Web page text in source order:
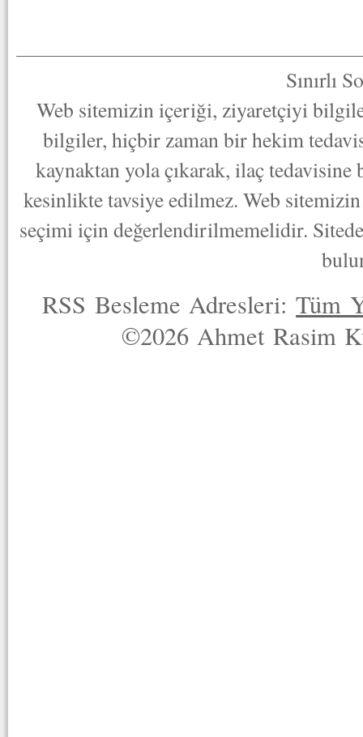
Sınırlı
Web sitemizin içeriği, ziyaretçiyi
bilgiler, hiçbir zaman bir hekim
kaynaktan yola çıkarak, ilaç
kesinlikte tavsiye edilmez. Web
seçimi için değerlendirilmemelidir.
RSS Besleme Adresleri:Tüm
©2026 Ahmet Rasim